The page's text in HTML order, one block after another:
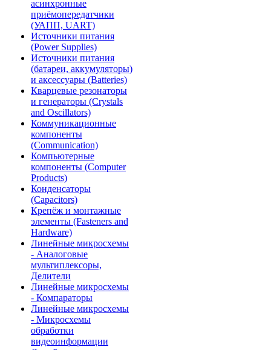
асинхронные
приёмопередатчики
(УАПП, UART)
Источники питания
(Power Supplies)
Источники питания
(батареи, аккумуляторы)
и аксессуары (Batteries)
Кварцевые резонаторы
и генераторы (Crystals
and Oscillators)
Коммуникационные
компоненты
(Communication)
Компьютерные
компоненты (Computer
Products)
Конденсаторы
(Capacitors)
Крепёж и монтажные
элементы (Fasteners and
Hardware)
Линейные микросхемы
- Аналоговые
мультиплексоры,
Делители
Линейные микросхемы
- Компараторы
Линейные микросхемы
- Микросхемы
обработки
видеоинформации